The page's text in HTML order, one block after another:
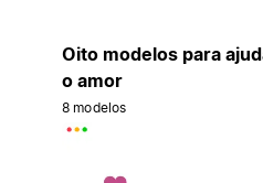
Oito modelos para
o amor
8 modelos